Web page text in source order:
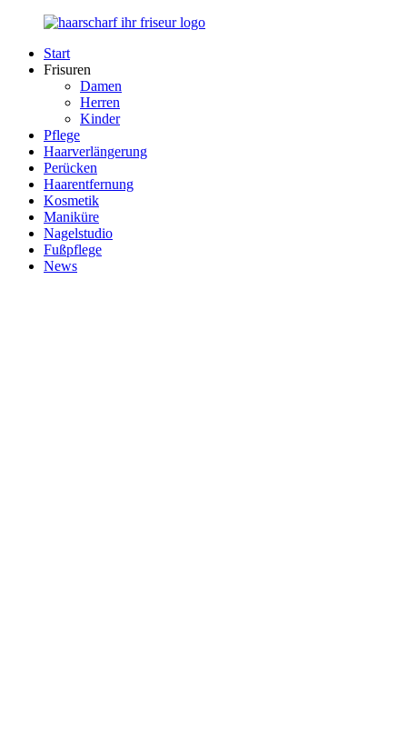
Zurück
Inhalt
Haarscharf
Händen
Start
Frisuren
Damen
Herren
Kinder
Pflege
Haarverlängerung
Perücken
Haarentfernung
Kosmetik
Maniküre
Nagelstudio
Fußpflege
News